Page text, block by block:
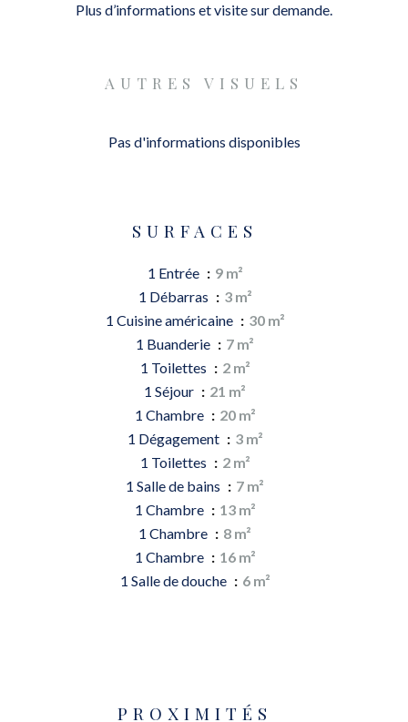
Plus d’informations et visite sur demande.
AUTRES VISUELS
Pas d'informations disponibles
SURFACES
1 Entrée
9 m²
1 Débarras
3 m²
1 Cuisine américaine
30 m²
1 Buanderie
7 m²
1 Toilettes
2 m²
1 Séjour
21 m²
1 Chambre
20 m²
1 Dégagement
3 m²
1 Toilettes
2 m²
1 Salle de bains
7 m²
1 Chambre
13 m²
1 Chambre
8 m²
1 Chambre
16 m²
1 Salle de douche
6 m²
PROXIMITÉS